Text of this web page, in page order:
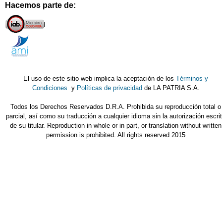
Hacemos parte de:
El uso de este sitio web implica la aceptación de losTérminos y
Condiciones y Políticas de privacidad de LA PATRIA S.A.
Todos los Derechos Reservados D.R.A. Prohibida su reproducción total o
parcial, así como su traducción a cualquier idioma sin la autorización
de su titular. Reproduction in whole or in part, or translation without written
permission is prohibited. All rights reserved 2015